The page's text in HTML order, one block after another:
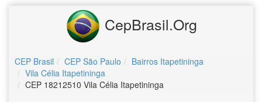
CepBrasil.Org
CEP Brasil CEP São Paulo
Bairros Itapetininga
Vila Célia Itapetininga
CEP 18212510 Vila Célia Itapetininga